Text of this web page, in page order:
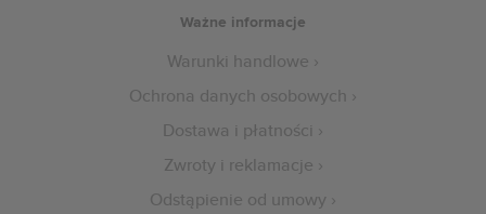
Ważne informacje
Warunki handlowe
Ochrona danych osobowych
Dostawa i płatności
Zwroty i reklamacje
Odstąpienie od umowy